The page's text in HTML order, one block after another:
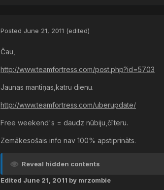
Posted June 21, 2011 (edited)
Čau,
http://www.teamfortress.com/post.php?id=5703
Jaunas mantiņas,katru dienu.
http://www.teamfortress.com/uberupdate/
Free weekend's = daudz nūbiju,čīteru.
Zemākesošais info nav 100% apstiprināts.
Reveal hidden contents
Edited June 21, 2011 by mrzombie